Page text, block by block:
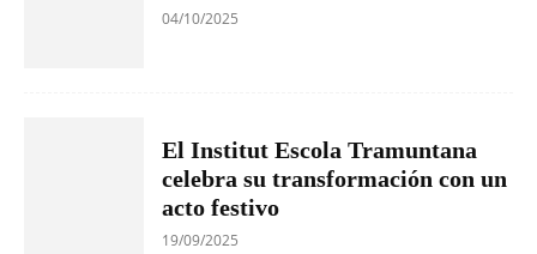
04/10/2025
El Institut Escola Tramuntana
celebra su transformación con un
acto festivo
19/09/2025